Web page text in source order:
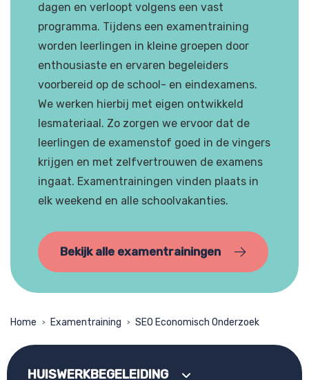
dagen en verloopt volgens een vast
programma. Tijdens een examentraining
worden leerlingen in kleine groepen door
enthousiaste en ervaren begeleiders
voorbereid op de school- en eindexamens.
We werken hierbij met eigen ontwikkeld
lesmateriaal. Zo zorgen we ervoor dat de
leerlingen de examenstof goed in de vingers
krijgen en met zelfvertrouwen de examens
ingaat. Examentrainingen vinden plaats in
elk weekend en alle schoolvakanties.
Bekijk alle examentrainingen
Home > Examentraining > SEO Economisch Onderzoek
HUISWERKBEGELEIDING